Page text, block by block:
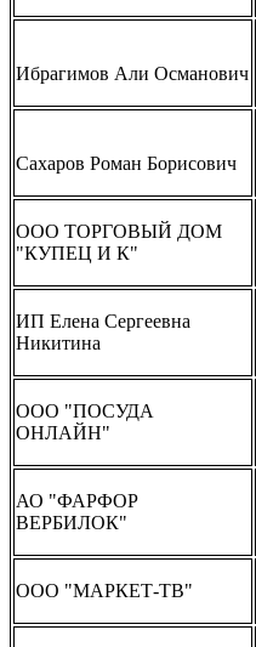
Ибрагимов Али Османович
Сахаров Роман Борисович
ООО ТОРГОВЫЙ ДОМ
"КУПЕЦ И К"
ИП Елена Сергеевна
Никитина
ООО "ПОСУДА
ОНЛАЙН"
АО "ФАРФОР
ВЕРБИЛОК"
ООО "МАРКЕТ-ТВ"